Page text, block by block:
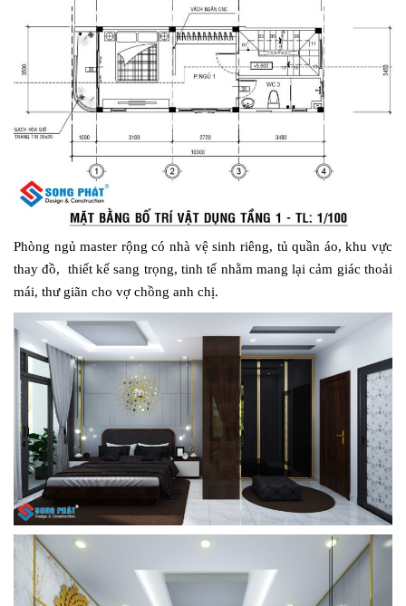
Phòng ngủ master rộng có nhà vệ sinh riêng, tủ quần áo, khu vực
thay đồ, thiết kế sang trọng, tinh tế nhằm mang lại cảm giác thoải
mái, thư giãn cho vợ chồng anh chị.